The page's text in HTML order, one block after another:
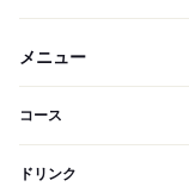
メニュー
コース
ドリンク